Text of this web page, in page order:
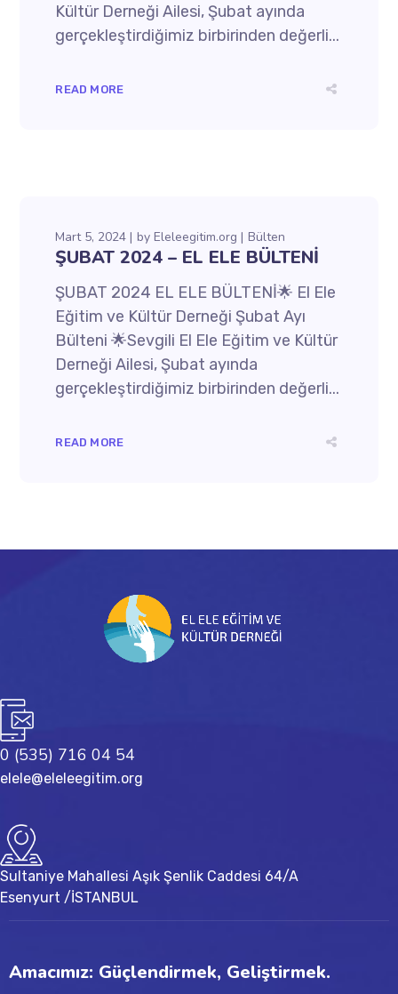
Kültür Derneği Ailesi, Şubat ayında
gerçekleştirdiğimiz birbirinden değerli...
READ MORE
Mart 5, 2024 by Eleleegitim.org Bülten
ŞUBAT 2024 – EL ELE BÜLTENİ
ŞUBAT 2024 EL ELE BÜLTENİ🌟 El Ele
Eğitim ve Kültür Derneği Şubat Ayı
Bülteni 🌟Sevgili El Ele Eğitim ve Kültür
Derneği Ailesi, Şubat ayında
gerçekleştirdiğimiz birbirinden değerli...
READ MORE
0 (535) 716 04 54
elele@eleleegitim.org
Sultaniye Mahallesi Aşık Şenlik Caddesi 64/A
Esenyurt /İSTANBUL
Amacımız: Güçlendirmek, Geliştirmek.